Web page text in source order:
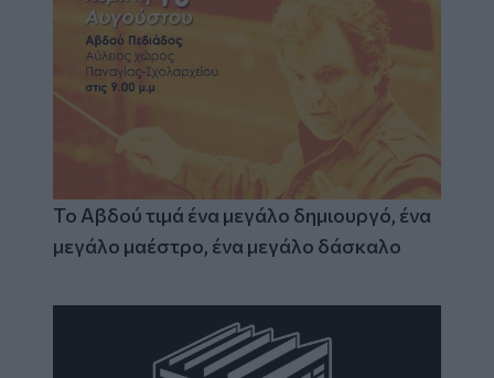
Το Αβδού τιμά ένα μεγάλο δημιουργό, ένα
μεγάλο μαέστρο, ένα μεγάλο δάσκαλο